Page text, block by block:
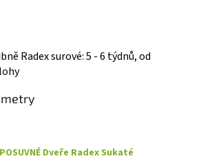
Radex surové: 5 - 6 týdnů, od
POSUVNÉ Dveře Radex Sukaté